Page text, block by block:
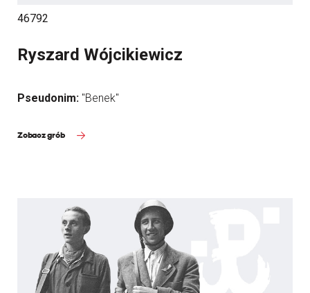
46792
Ryszard Wójcikiewicz
Pseudonim: "Benek"
Zobacz grób